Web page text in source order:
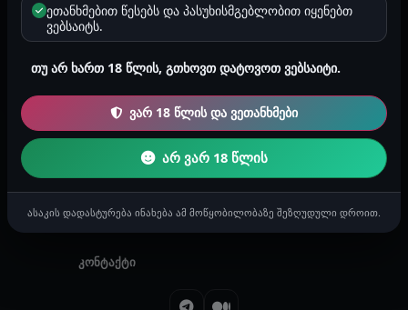
რეგისტრაცია
მთავარი საიტის შესახებ
წესები კონფიდენციალურობა
ქულები შეტყობინებები
კონტაქტი
ეთანხმებით წესებს და პასუხისმგებლობით იყენებთ
ვებსაიტს.
თუ არ ხართ 18 წლის, გთხოვთ დატოვოთ ვებსაიტი.
ვარ 18 წლის და ვეთანხმები
არ ვარ 18 წლის
ასაკის დადასტურება ინახება ამ მოწყობილობაზე შეზღუდული დროით.